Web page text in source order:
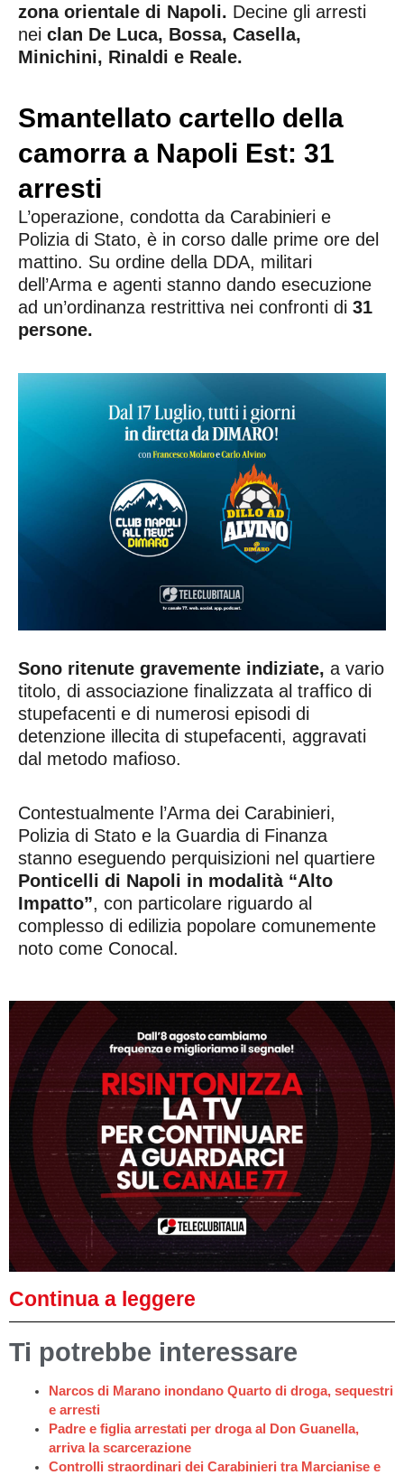
zona orientale di Napoli. Decine gli arresti
nei clan De Luca, Bossa, Casella,
Minichini, Rinaldi e Reale.
Smantellato cartello della
camorra a Napoli Est: 31
arresti
L’operazione, condotta da Carabinieri e
Polizia di Stato, è in corso dalle prime ore del
mattino. Su ordine della DDA, militari
dell’Arma e agenti stanno dando esecuzione
ad un’ordinanza restrittiva nei confronti di 31
persone.
Sono ritenute gravemente indiziate, a vario
titolo, di associazione finalizzata al traffico di
stupefacenti e di numerosi episodi di
detenzione illecita di stupefacenti, aggravati
dal metodo mafioso.
Contestualmente l’Arma dei Carabinieri,
Polizia di Stato e la Guardia di Finanza
stanno eseguendo perquisizioni nel quartiere
Ponticelli di Napoli in modalità “Alto
Impatto”, con particolare riguardo al
complesso di edilizia popolare comunemente
noto come Conocal.
Continua a leggere
Ti potrebbe interessare
Narcos di Marano inondano Quarto di droga, sequestri
e arresti
Padre e figlia arrestati per droga al Don Guanella,
arriva la scarcerazione
Controlli straordinari dei Carabinieri tra Marcianise e